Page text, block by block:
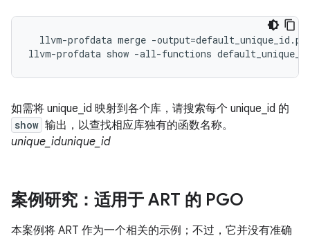
llvm-profdata merge -
llvm-profdata show -all-functions
如需将 unique_id 映射到各个库，请搜索每个 unique_id 的
show 输出，以查找相应库独有的函数名称。
unique_idunique_id
案例研究：适用于 ART 的 PGO
本案例将 ART 作为一个相关的示例；不过，它并没有准确